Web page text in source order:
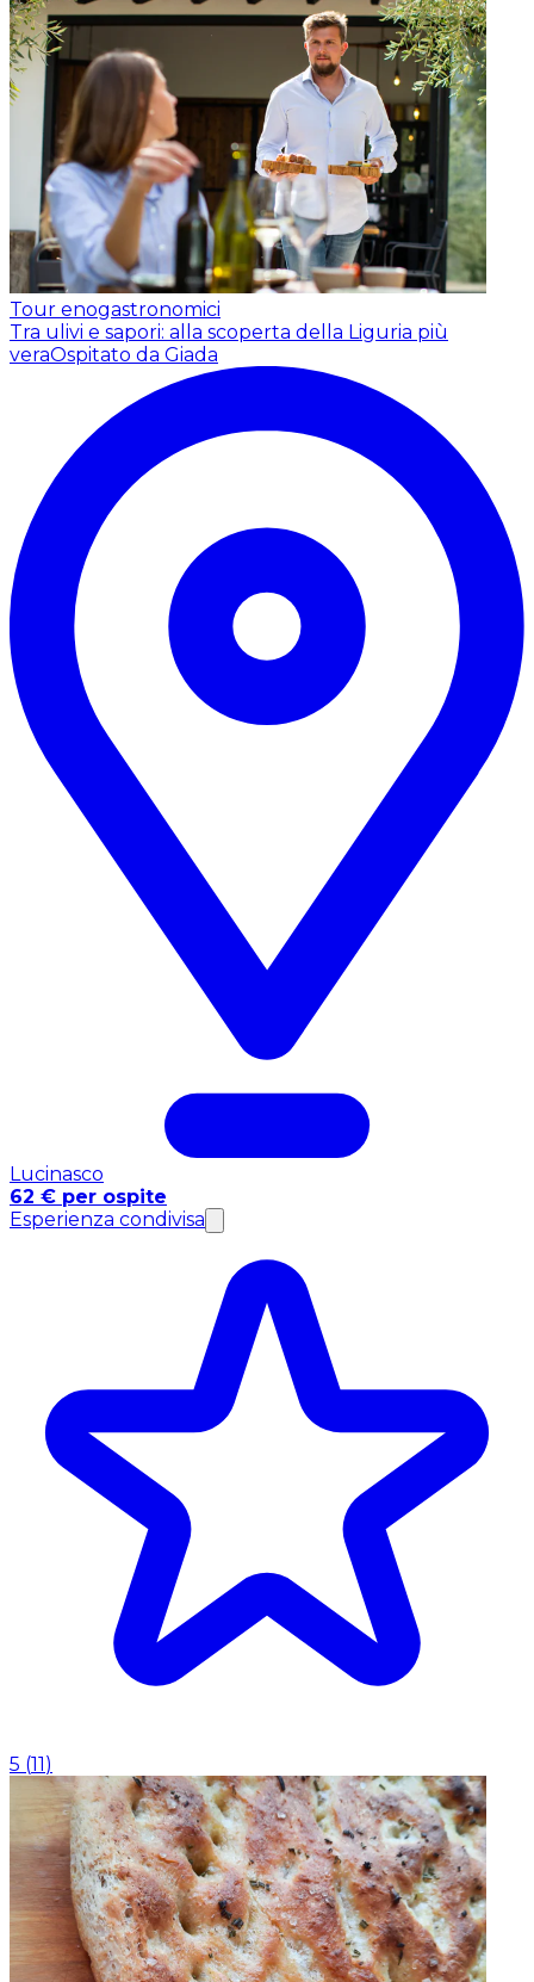
Tour enogastronomici
Tra ulivi e sapori: alla scoperta della Liguria più
veraOspitato da Giada
Lucinasco
62 € per ospite
Esperienza condivisa
5 (11)